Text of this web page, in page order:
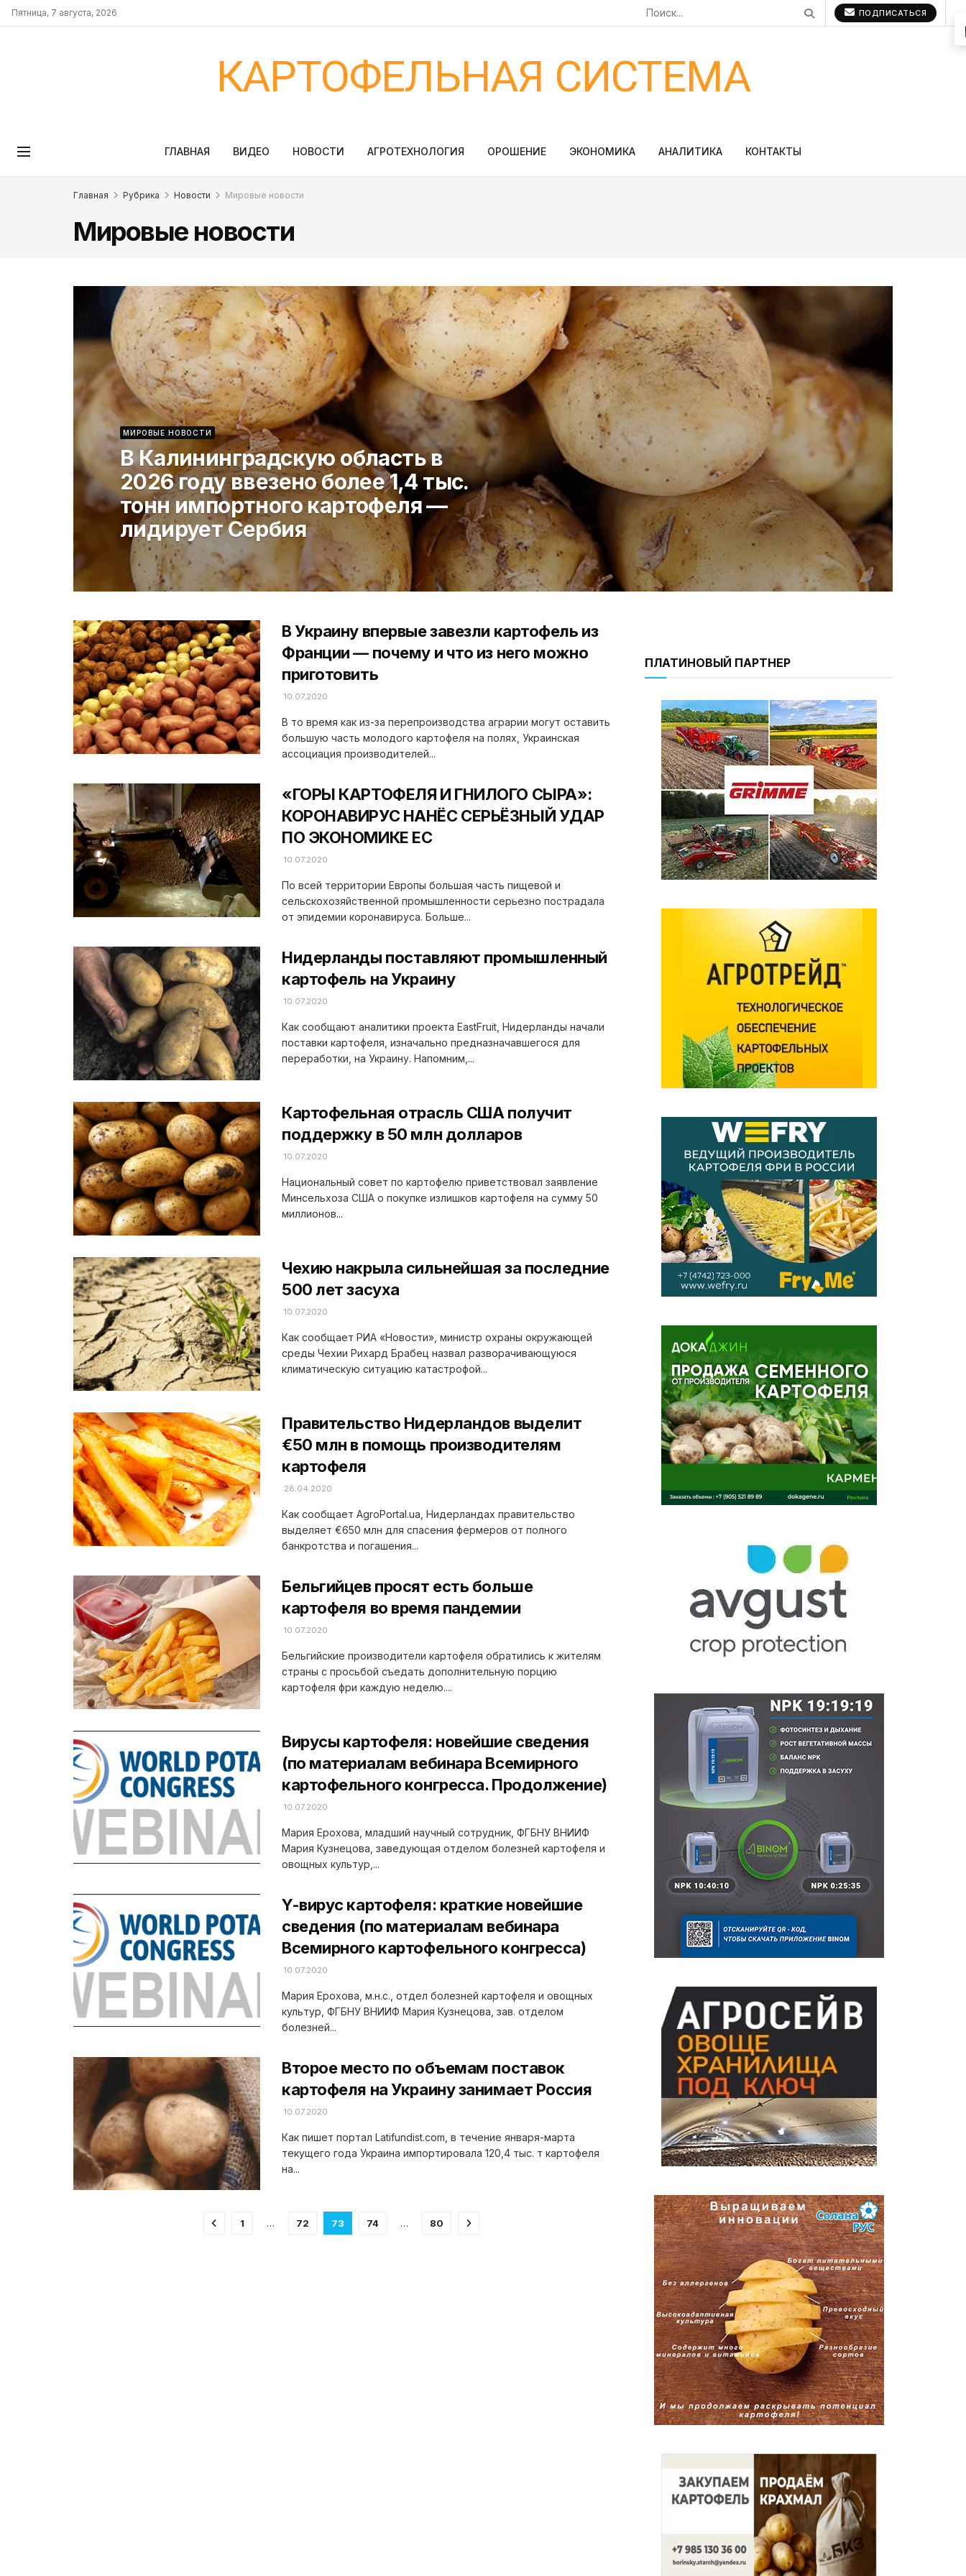
Пятница, 7 августа, 2026 ПОДПИСАТЬСЯ
КАРТОФЕЛЬНАЯ СИСТЕМА
ГЛАВНАЯ ВИДЕО НОВОСТИ АГРОТЕХНОЛОГИЯ ОРОШЕНИЕ ЭКОНОМИКА АНАЛИТИКА КОНТАКТЫ
Главная Рубрика Новости Мировые новости
Мировые новости
МИРОВЫЕ НОВОСТИ
В Калининградскую область в
2026 году ввезено более 1,4 тыс.
тонн импортного картофеля —
лидирует Сербия
В Украину впервые завезли картофель из
Франции — почему и что из него можно
приготовить
10.07.2020
В то время как из-за перепроизводства аграрии могут оставить
большую часть молодого картофеля на полях, Украинская
ассоциация производителей...
«ГОРЫ КАРТОФЕЛЯ И ГНИЛОГО СЫРА»:
КОРОНАВИРУС НАНЁС СЕРЬЁЗНЫЙ УДАР
ПО ЭКОНОМИКЕ ЕС
10.07.2020
По всей территории Европы большая часть пищевой и
сельскохозяйственной промышленности серьезно пострадала
от эпидемии коронавируса. Больше...
Нидерланды поставляют промышленный
картофель на Украину
10.07.2020
Как сообщают аналитики проекта EastFruit, Нидерланды начали
поставки картофеля, изначально предназначавшегося для
переработки, на Украину. Напомним,...
Картофельная отрасль США получит
поддержку в 50 млн долларов
10.07.2020
Национальный совет по картофелю приветствовал заявление
Минсельхоза США о покупке излишков картофеля на сумму 50
миллионов...
Чехию накрыла сильнейшая за последние
500 лет засуха
10.07.2020
Как сообщает РИА «Новости», министр охраны окружающей
среды Чехии Рихард Брабец назвал разворачивающуюся
климатическую ситуацию катастрофой...
Правительство Нидерландов выделит
€50 млн в помощь производителям
картофеля
28.04.2020
Как сообщает AgroPortal.ua, Нидерландах правительство
выделяет €650 млн для спасения фермеров от полного
банкротства и погашения...
Бельгийцев просят есть больше
картофеля во время пандемии
10.07.2020
Бельгийские производители картофеля обратились к жителям
страны с просьбой съедать дополнительную порцию
картофеля фри каждую неделю....
Вирусы картофеля: новейшие сведения
(по материалам вебинара Всемирного
картофельного конгресса. Продолжение)
10.07.2020
Мария Ерохова, младший научный сотрудник, ФГБНУ ВНИИФ
Мария Кузнецова, заведующая отделом болезней картофеля и
овощных культур,...
Y-вирус картофеля: краткие новейшие
сведения (по материалам вебинара
Всемирного картофельного конгресса)
10.07.2020
Мария Ерохова, м.н.с., отдел болезней картофеля и овощных
культур, ФГБНУ ВНИИФ Мария Кузнецова, зав. отделом
болезней...
Второе место по объемам поставок
картофеля на Украину занимает Россия
10.07.2020
Как пишет портал Latifundist.com, в течение января-марта
текущего года Украина импортировала 120,4 тыс. т картофеля
на...
1 … 72 73 74 … 80
ПЛАТИНОВЫЙ ПАРТНЕР